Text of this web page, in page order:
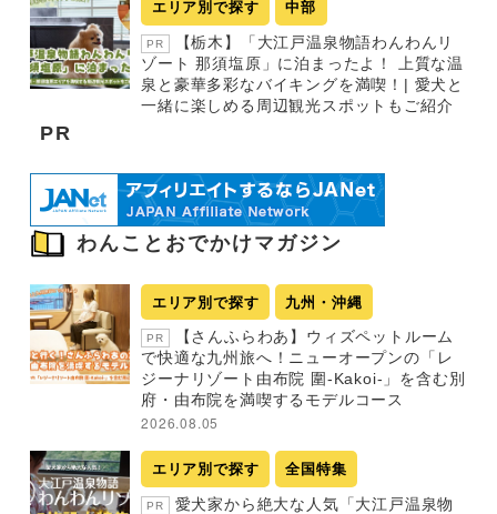
エリア別で探す 中部
PR
【栃木】「大江戸温泉物語わんわんリ
ゾート 那須塩原」に泊まったよ！ 上質な温
泉と豪華多彩なバイキングを満喫！| 愛犬と
一緒に楽しめる周辺観光スポットもご紹介
PR
わんことおでかけマガジン
エリア別で探す 九州・沖縄
PR
【さんふらわあ】ウィズペットルーム
で快適な九州旅へ！ニューオープンの「レ
ジーナリゾート由布院 圍-Kakoi-」を含む別
府・由布院を満喫するモデルコース
2026.08.05
エリア別で探す 全国特集
PR
愛犬家から絶大な人気「大江戸温泉物